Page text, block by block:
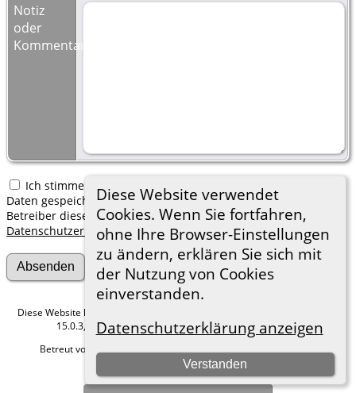
Diese Website verwendet
Cookies. Wenn Sie fortfahren,
ohne Ihre Browser-Einstellungen
zu ändern, erklären Sie sich mit
der Nutzung von Cookies
einverstanden.
Datenschutzerklärung anzeigen
Verstanden
Notiz
oder
Kommentar:
Ich stimme zu, dass meine hier erfassten persönlichen
Daten gespeichert werden. Ich verstehe, dass ich jederzeit den
Betreiber dieser Website bitten kann, diese Daten zu löschen.
Datenschutzerklärung
Diese Website läuft mit
15.0.3, programmiert von Darrin Lythgoe © 2001-2026.
Betreut von
Hier geht es zum Impressum